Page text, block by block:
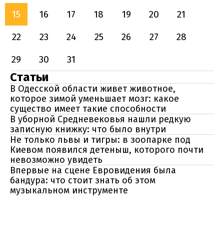
15
16 17 18 19 20
21
22
23 24 25 26 27
28
29
30 31
Статьи
В Одесской области живет животное,
которое зимой уменьшает мозг: какое
существо имеет такие способности
В уборной Средневековья нашли редкую
записную книжку: что было внутри
Не только львы и тигры: в зоопарке под
Киевом появился детеныш, которого почти
невозможно увидеть
Впервые на сцене Евровидения была
бандура: что стоит знать об этом
музыкальном инструменте